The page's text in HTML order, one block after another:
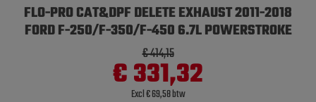
FLO-PRO CAT&DPF DELETE EXHAUST 2011-2018
FORD F-250/F-350/F-450 6.7L POWERSTROKE
€ 414,15
€ 331,32
Excl € 69,58 btw